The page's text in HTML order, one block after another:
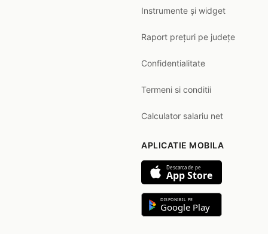
Instrumente și widget
Raport prețuri pe județe
Confidentialitate
Termeni si conditii
Calculator salariu net
APLICATIE MOBILA
Descarca de pe
App Store
DISPONIBIL PE
Google Play